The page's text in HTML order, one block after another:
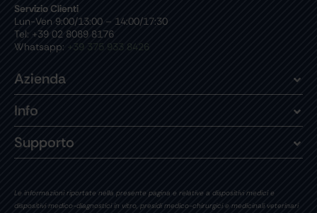
Servizio Clienti
Lun-Ven 9:00/13:00 – 14:00/17:30
Tel: +39 02 8089 8176
Whatsapp: +39 375 933 8426
Azienda
Info
Supporto
Le informazioni riportate nella presente pagina e relative a dispositivi medici e
dispositivi medico-diagnostici in vitro, presidi medico-chirurgici e medicinali veterinari